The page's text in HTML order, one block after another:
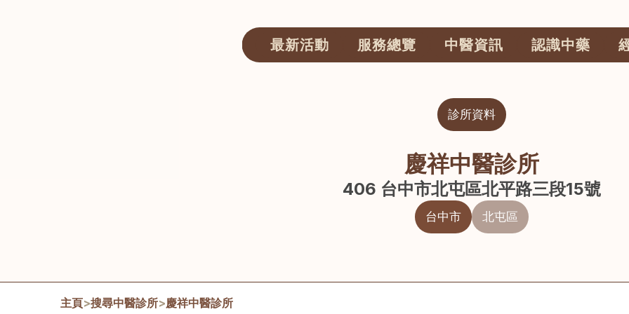
最新活動 服務總覽 中醫資訊 認識中藥
診所資料
慶祥中醫診所
406 台中市北屯區北平路三段15號
台中市 北屯區
主頁>搜尋中醫診所>慶祥中醫診所